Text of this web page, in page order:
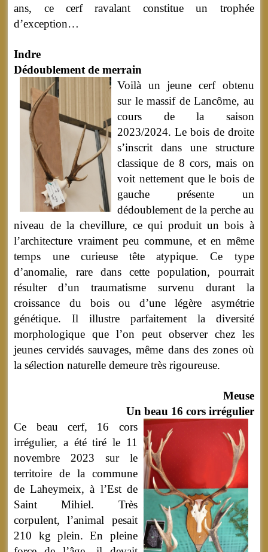
ans, ce cerf ravalant constitue un trophée
d’exception…
Indre
Dédoublement de merrain
Voilà un jeune cerf obtenu
sur le massif de Lancôme, au
cours de la saison
2023/2024. Le bois de droite
s’inscrit dans une structure
classique de 8 cors, mais on
voit nettement que le bois de
gauche présente un
dédoublement de la perche au
niveau de la chevillure, ce qui produit un bois à
l’architecture vraiment peu commune, et en même
temps une curieuse tête atypique. Ce type
d’anomalie, rare dans cette population, pourrait
résulter d’un traumatisme survenu durant la
croissance du bois ou d’une légère asymétrie
génétique. Il illustre parfaitement la diversité
morphologique que l’on peut observer chez les
jeunes cervidés sauvages, même dans des zones où
la sélection naturelle demeure très rigoureuse.
Meuse
Un beau 16 cors irrégulier
Ce beau cerf, 16 cors
irrégulier, a été tiré le 11
novembre 2023 sur le
territoire de la commune
de Laheymeix, à l’Est de
Saint Mihiel. Très
corpulent, l’animal pesait
210 kg plein. En pleine